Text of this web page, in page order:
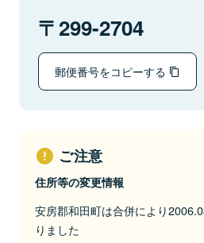
299-2704
郵便番号をコピーする
ご注意
住所等の変更情報
安房郡和田町は合併により
りました